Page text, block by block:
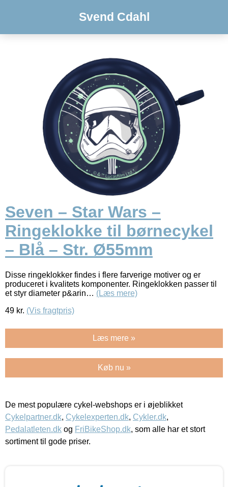
Svend Cdahl
Seven – Star Wars –
Ringeklokke til børnecykel
– Blå – Str. Ø55mm
Disse ringeklokker findes i flere farverige motiver og er
produceret i kvalitets komponenter. Ringeklokken passer til
et styr diameter p&arin… (Læs mere)
49 kr. (Vis fragtpris)
Læs mere »
Køb nu »
De mest populære cykel-webshops er i øjeblikket
Cykelpartner.dk, Cykelexperten.dk, Cykler.dk,
Pedalatleten.dk og FriBikeShop.dk, som alle har et stort
sortiment til gode priser.